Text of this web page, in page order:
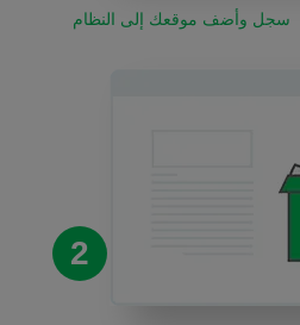
سجل وأضف موقعك إلى النظام
2